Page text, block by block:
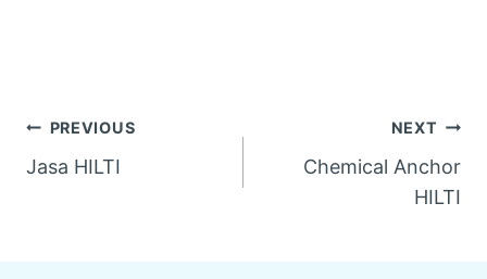
Navigasi
pos
PREVIOUS
Jasa HILTI
NEXT
Chemical Anchor
HILTI